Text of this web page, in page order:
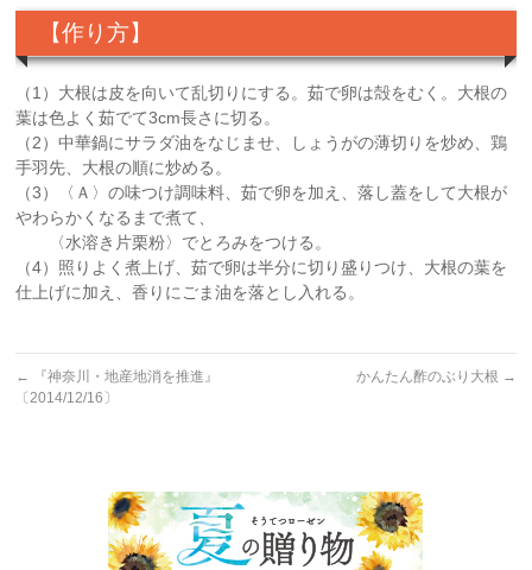
【作り方】
（1）大根は皮を向いて乱切りにする。茹で卵は殻をむく。大根の
葉は色よく茹でて3cm長さに切る。
（2）中華鍋にサラダ油をなじませ、しょうがの薄切りを炒め、鶏
手羽先、大根の順に炒める。
（3）〈Ａ〉の味つけ調味料、茹で卵を加え、落し蓋をして大根が
やわらかくなるまで煮て、
〈水溶き片栗粉〉でとろみをつける。
（4）照りよく煮上げ、茹で卵は半分に切り盛りつけ、大根の葉を
仕上げに加え、香りにごま油を落とし入れる。
←
『神奈川・地産地消を推進』
〔2014/12/16〕
かんたん酢のぶり大根 →